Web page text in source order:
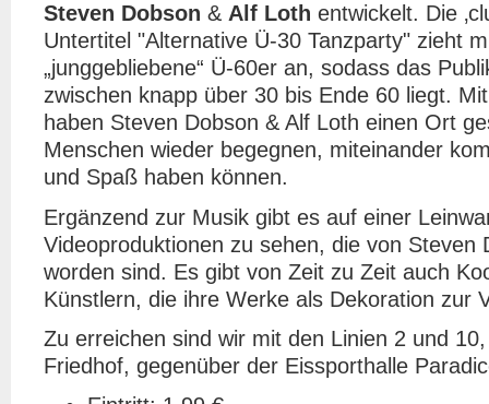
Steven Dobson & Alf Loth entwickelt. Die
Untertitel "Alternative Ü-30 Tanzparty" zieht
„junggebliebene“ Ü-60er an, sodass das
zwischen knapp über 30 bis Ende 60 liegt.
haben Steven Dobson & Alf Loth einen Ort
Menschen wieder begegnen, miteinander
und Spaß haben können.
Ergänzend zur Musik gibt es auf einer
Videoproduktionen zu sehen, die von Steven
worden sind. Es gibt von Zeit zu Zeit auch
Künstlern, die ihre Werke als Dekoration zur
Zu erreichen sind wir mit den Linien 2 und
Friedhof, gegenüber der Eissporthalle